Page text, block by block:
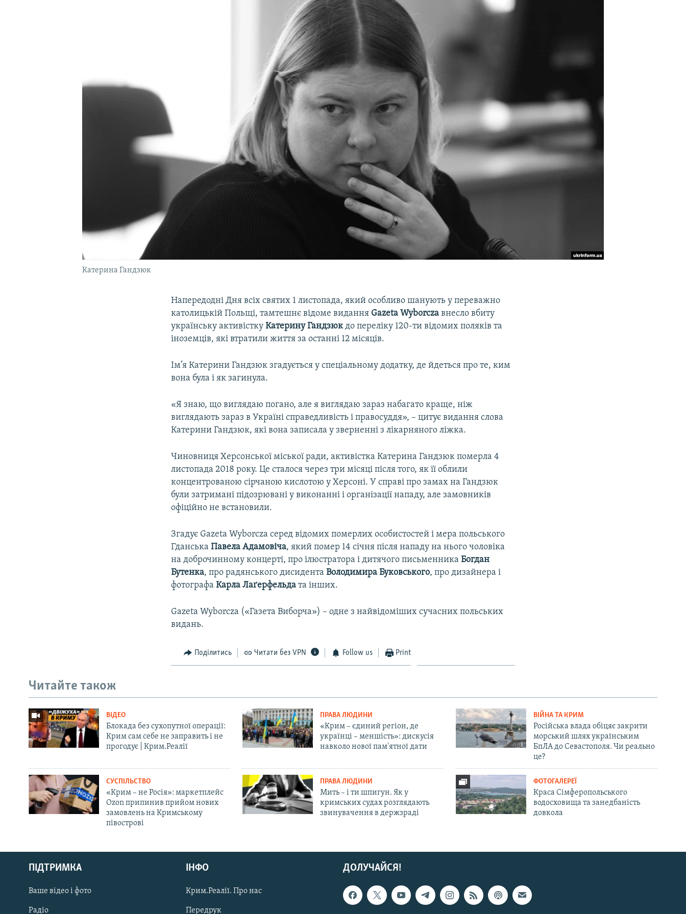
Русский
Qırımtatar
ДОЛУЧАЙСЯ!
Катерина Гандзюк
Напередодні Дня всіх святих 1 листопада, який особливо шанують у переважно
католицькій Польщі, тамтешнє відоме видання Gazeta Wyborczaвнесло вбиту
українську активісткуКатерину Гандзюкдо переліку 120-ти відомих поляків та
іноземців, які втратили життя за останні 12 місяців.
Ім’я Катерини Гандзюк згадується у спеціальному додатку, де йдеться про те, ким
вона була і як загинула.
«Я знаю, що виглядаю погано, але я виглядаю зараз набагато краще, ніж
виглядають зараз в Україні справедливість і правосуддя», – цитує видання слова
Катерини Гандзюк, які вона записала у зверненні з лікарняного ліжка.
Чиновниця Херсонської міської ради, активістка Катерина Гандзюк померла 4
листопада 2018 року. Це сталося через три місяці після того, як її облили
концентрованою сірчаною кислотою у Херсоні. У справі про замах на Гандзюк
були затримані підозрювані у виконанні і організації нападу, але замовників
офіційно не встановили.
Згадує Gazeta Wyborcza серед відомих померлих особистостей і мера польського
ГданськаПавела Адамовіча, який помер 14 січня після нападу на нього чоловіка
на доброчинному концерті, про ілюстратора і дитячого письменникаБогдан
Бутенка, про радянського дисидентаВолодимира Буковського, про дизайнера і
фотографаКарла Лаґерфельда та інших.
Gazeta Wyborcza («Газета Виборча») – одне з найвідоміших сучасних польських
видань.
Поділитись Читати без VPN Follow us Print
Читайте також
ВІДЕО
Блокада без сухопутної операції:
Крим сам себе не заправить і не
прогодує | Крим.Реалії
ПРАВА ЛЮДИНИ
«Крим – єдиний регіон, де
українці – меншість»: дискусія
навколо нової пам'ятної дати
ВІЙНА ТА КРИМ
Російська влада обіцяє закрити
морський шлях українським
БпЛА до Севастополя. Чи реально
це?
СУСПІЛЬСТВО
«Крим – не Росія»: маркетплейс
Ozon припинив прийом нових
замовлень на Кримському
півострові
ПРАВА ЛЮДИНИ
Мить – і ти шпигун. Як у
кримських судах розглядають
звинувачення в держзраді
ФОТОГАЛЕРЕЇ
Краса Сімферопольського
водосховища та занедбаність
довкола
ДОЛУЧАЙСЯ!
ПІДТРИМКА
Ваше відео і фото
Радіо
ІНФО
Крим.Реалії. Про нас
Передрук